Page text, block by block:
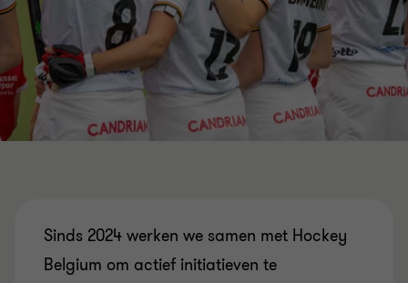
Sinds 2024 werken we samen met Hockey
Belgium om actief initiatieven te